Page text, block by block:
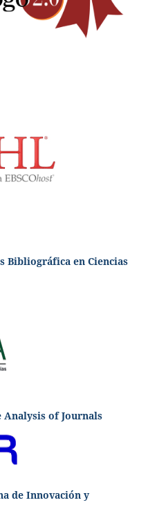
Bibliográfica en Ciencias
of Journals
de Innovación y